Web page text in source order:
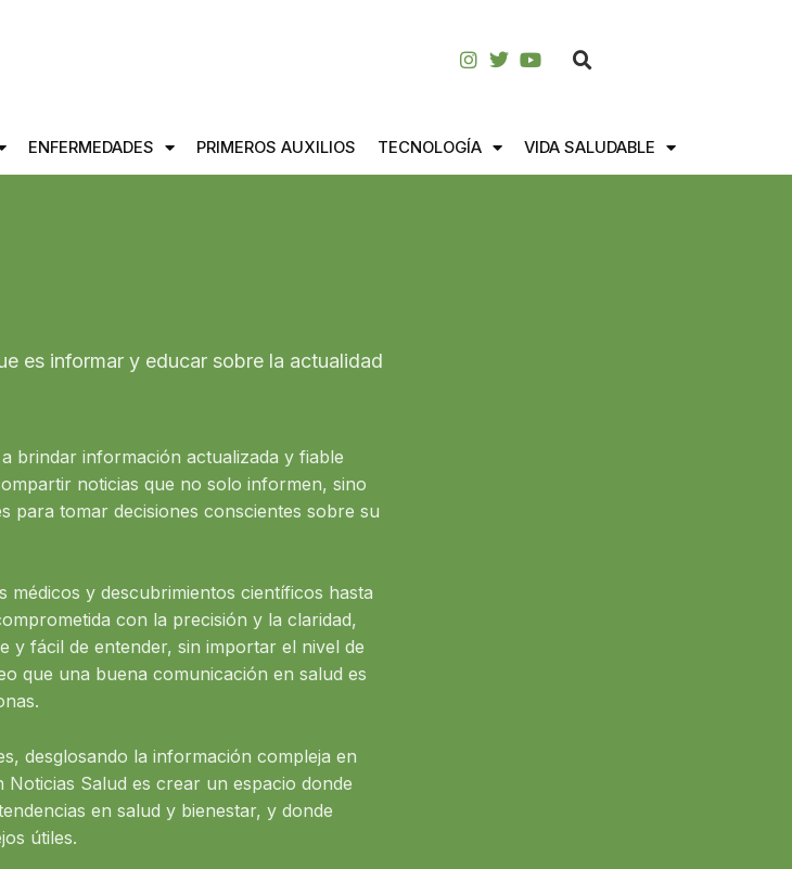
ENFERMEDADES PRIMEROS AUXILIOS TECNOLOGÍA VIDA SALUDABLE
es informar y educar sobre la actualidad
brindar información actualizada y fiable
noticias que no solo informen, sino
para tomar decisiones conscientes sobre su
médicos y descubrimientos científicos hasta
con la precisión y la claridad,
y fácil de entender, sin importar el nivel de
que una buena comunicación en salud es
desglosando la información compleja en
Salud es crear un espacio donde
en salud y bienestar, y donde
útiles.